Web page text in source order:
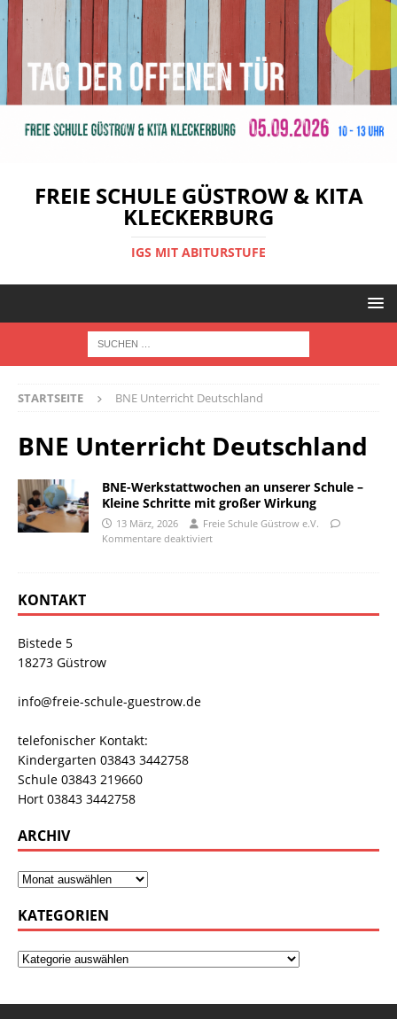
FREIE SCHULE GÜSTROW & KITA
KLECKERBURG
IGS MIT ABITURSTUFE
STARTSEITE BNE Unterricht Deutschland
BNE Unterricht Deutschland
BNE-Werkstattwochen an unserer Schule –
Kleine Schritte mit großer Wirkung
13 März, 2026
Freie Schule Güstrow e.V.
Kommentare deaktiviert
KONTAKT
Bistede 5
18273 Güstrow
info@freie-schule-guestrow.de
telefonischer Kontakt:
Kindergarten 03843 3442758
Schule 03843 219660
Hort 03843 3442758
ARCHIV
KATEGORIEN